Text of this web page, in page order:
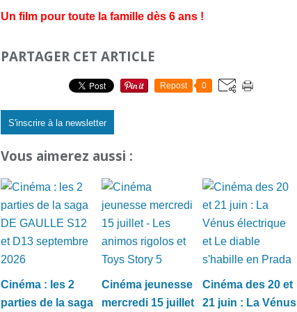
Un film pour toute la famille dès 6 ans !
PARTAGER CET ARTICLE
Repost 0
S'inscrire à la newsletter
Vous aimerez aussi :
Cinéma : les 2
parties de la saga
Cinéma jeunesse
mercredi 15 juillet
Cinéma des 20 et
21 juin : La Vénus